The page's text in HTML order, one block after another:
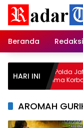
Skip
content
Beranda
Redaksi
HARI INI
DVI Polda Jatim
Kelima Korban KM
AROMAH